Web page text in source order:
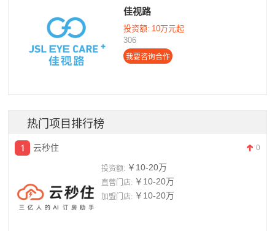
佳视路
投资额: 10万元起
306
热门项目排行榜
云秒住 0
投资额: ￥10-20万
直营门店: ￥10-20万
加盟门店: ￥10-20万